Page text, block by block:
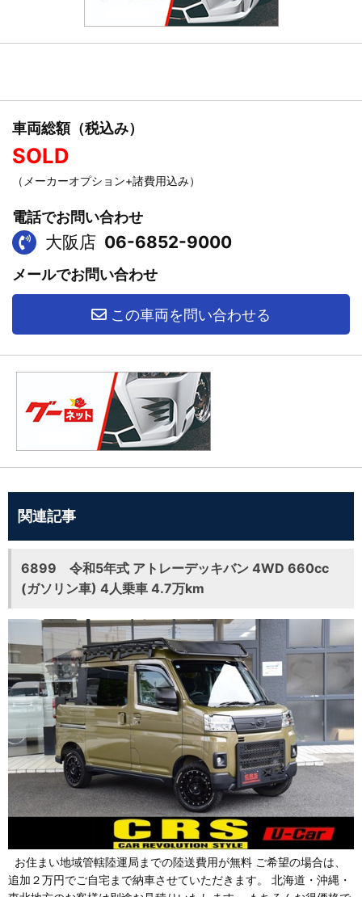
車両総額（税込み）
SOLD
（メーカーオプション+諸費用込み）
電話でお問い合わせ
大阪店 06-6852-9000
メールでお問い合わせ
この車両を問い合わせる
関連記事
6899 令和5年式 アトレーデッキバン 4WD 660cc
(ガソリン車) 4人乗車 4.7万km
お住まい地域管轄陸運局までの陸送費用が無料 ご希望の場合は、
追加２万円でご自宅まで納車させていただきます。 北海道・沖縄・